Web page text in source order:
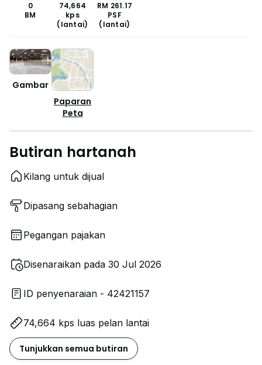
0
BM
74,664
kps
(lantai)
RM 261.17
PSF
(lantai)
Gambar
Paparan
Peta
Butiran hartanah
Kilang untuk dijual
Dipasang sebahagian
Pegangan pajakan
Disenaraikan pada 30 Jul 2026
ID penyenaraian - 42421157
74,664 kps luas pelan lantai
Tunjukkan semua butiran